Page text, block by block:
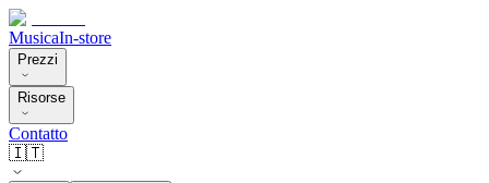
MusicaIn-store
Prezzi
Risorse
Contatto
🇮🇹